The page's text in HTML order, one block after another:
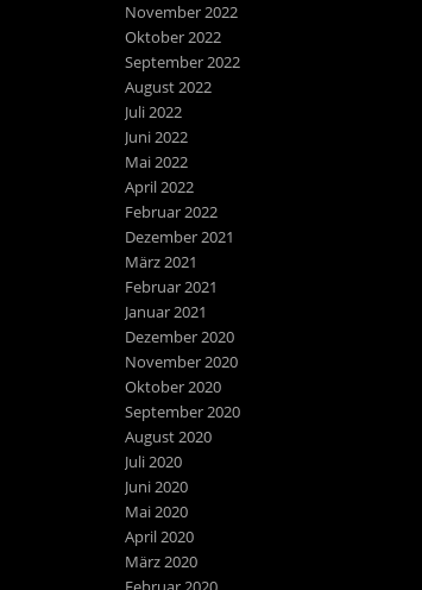
November 2022
Oktober 2022
September 2022
August 2022
Juli 2022
Juni 2022
Mai 2022
April 2022
Februar 2022
Dezember 2021
März 2021
Februar 2021
Januar 2021
Dezember 2020
November 2020
Oktober 2020
September 2020
August 2020
Juli 2020
Juni 2020
Mai 2020
April 2020
März 2020